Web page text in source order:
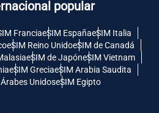
popular
FranciaeSIM EspañaeSIM Italia
eSIM Reino UnidoeSIM de Canadá
eSIM de JapóneSIM Vietnam
eSIM GreciaeSIM Arabia Saudita
UnidoseSIM Egipto